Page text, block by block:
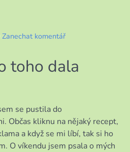
Zanechat komentář
toho dala
se pustila do
Občas kliknu na nějaký recept,
a když se mi líbí, tak si ho
O víkendu jsem psala o mých